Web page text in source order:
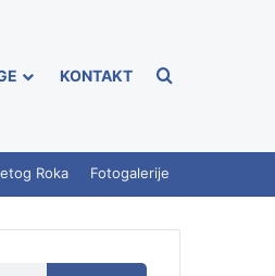
KONTAKT
Roka Fotogalerije